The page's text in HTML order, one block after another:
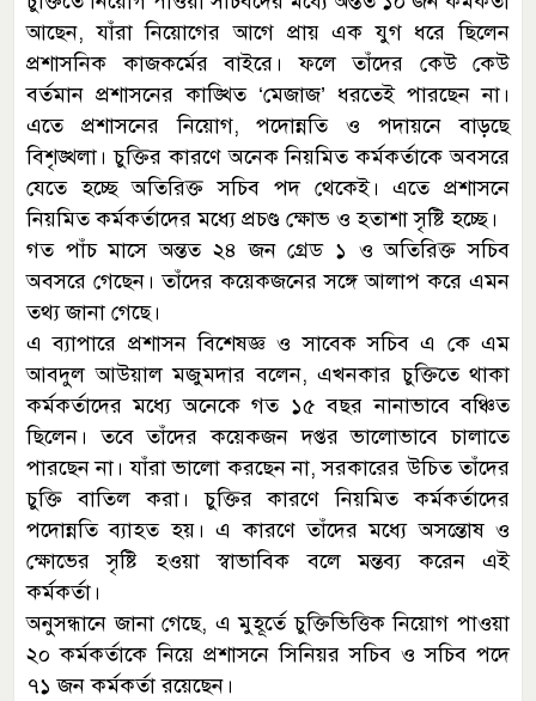
আছেন, যাঁরা নিয়োগের আগে প্রায় এক যুগ ধরে ছিলেন
প্রশাসনিক কাজকর্মের বাইরে। ফলে তাঁদের কেউ কেউ
বর্তমান প্রশাসনের কাঙ্খিত ‘মেজাজ’ ধরতেই পারছেন না।
এতে প্রশাসনের নিয়োগ, পদোন্নতি ও পদায়নে বাড়ছে
বিশৃঙ্খলা। চুক্তির কারণে অনেক নিয়মিত কর্মকর্তাকে অবসরে
যেতে হচ্ছে অতিরিক্ত সচিব পদ থেকেই। এতে প্রশাসনে
নিয়মিত কর্মকর্তাদের মধ্যে প্রচণ্ড ক্ষোভ ও হতাশা সৃষ্টি হচ্ছে।
গত পাঁচ মাসে অন্তত ২৪ জন গ্রেড ১ ও অতিরিক্ত সচিব
অবসরে গেছেন। তাঁদের কয়েকজনের সঙ্গে আলাপ করে এমন
তথ্য জানা গেছে।
এ ব্যাপারে প্রশাসন বিশেষজ্ঞ ও সাবেক সচিব এ কে এম
আবদুল আউয়াল মজুমদার বলেন, এখনকার চুক্তিতে থাকা
কর্মকর্তাদের মধ্যে অনেকে গত ১৫ বছর নানাভাবে বঞ্চিত
ছিলেন। তবে তাঁদের কয়েকজন দপ্তর ভালোভাবে চালাতে
পারছেন না। যাঁরা ভালো করছেন না, সরকারের উচিত তাঁদের
চুক্তি বাতিল করা। চুক্তির কারণে নিয়মিত কর্মকর্তাদের
পদোন্নতি ব্যাহত হয়। এ কারণে তাঁদের মধ্যে অসন্তোষ ও
ক্ষোভের সৃষ্টি হওয়া স্বাভাবিক বলে মন্তব্য করেন এই
কর্মকর্তা।
অনুসন্ধানে জানা গেছে, এ মুহূর্তে চুক্তিভিত্তিক নিয়োগ পাওয়া
২০ কর্মকর্তাকে নিয়ে প্রশাসনে সিনিয়র সচিব ও সচিব পদে
৭১ জন কর্মকর্তা রয়েছেন।